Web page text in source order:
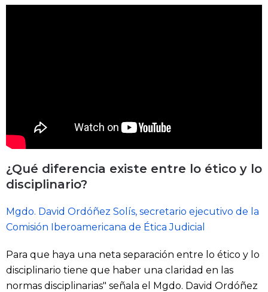
¿Qué diferencia existe entre lo ético y lo
disciplinario?
Mgdo. David Ordóñez Solís, secretario ejecutivo de la
Comisión Iberoamericana de Ética Judicial
Para que haya una neta separación entre lo ético y lo
disciplinario tiene que haber una claridad en las
normas disciplinarias" señala el Mgdo. David Ordóñez